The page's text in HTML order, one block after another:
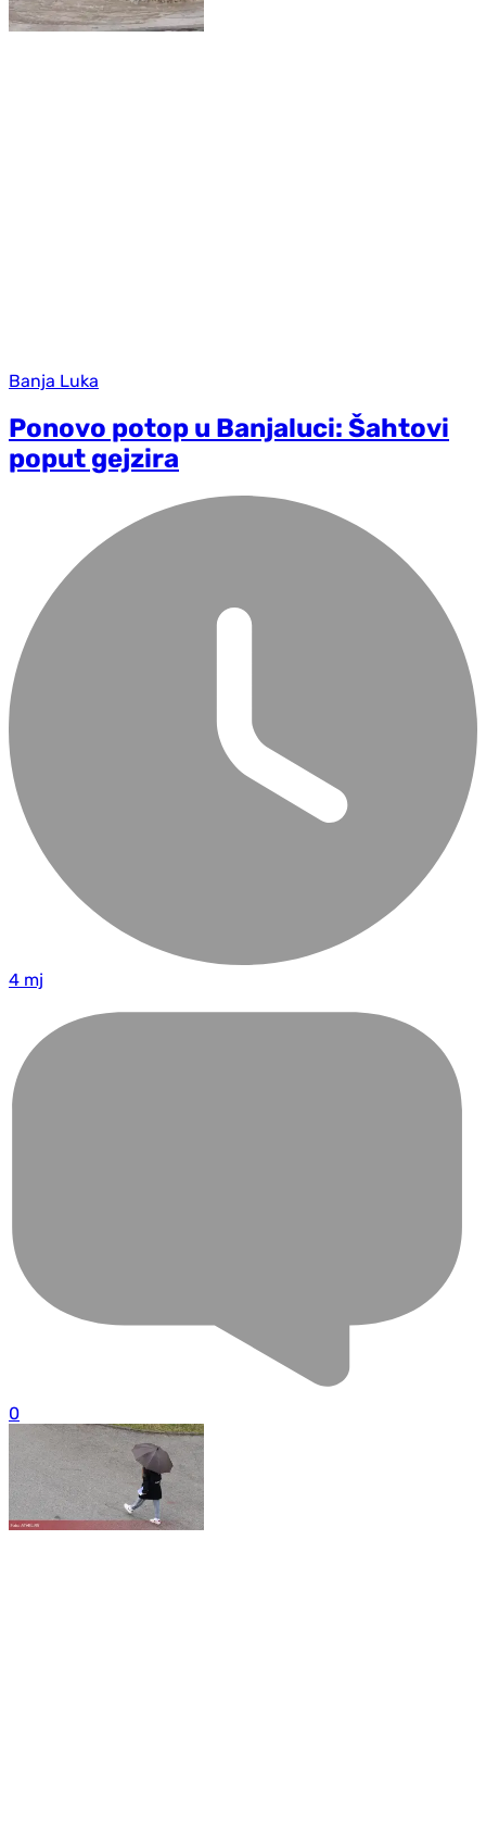
Banja Luka
Ponovo potop u Banjaluci: Šahtovi
poput gejzira
4 mj
0